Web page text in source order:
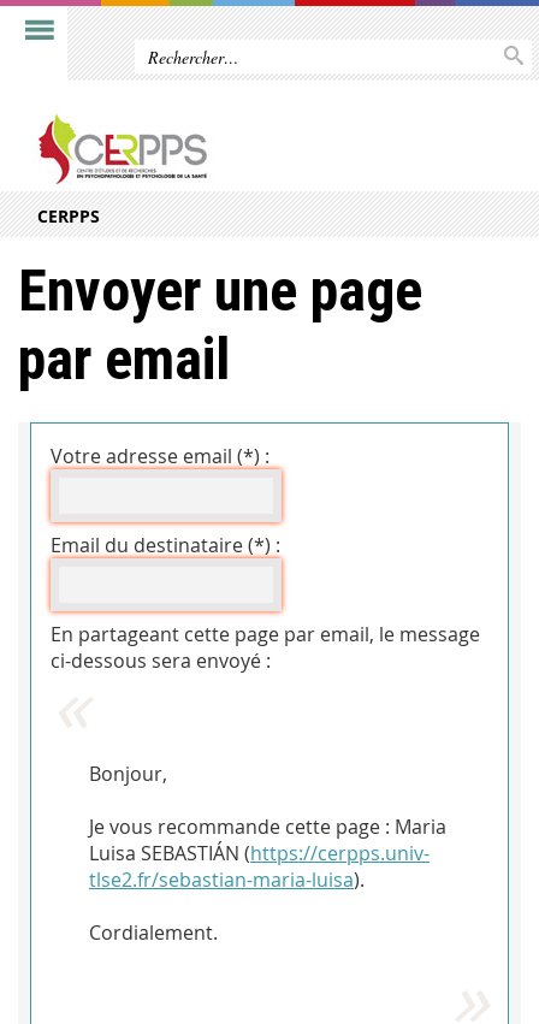
CERPPS
Envoyer une page
par email
Votre adresse email (*) :
Email du destinataire (*) :
En partageant cette page par email, le message
ci-dessous sera envoyé :
Bonjour,
Je vous recommande cette page : Maria
Luisa SEBASTIÁN (https://cerpps.univ-
tlse2.fr/sebastian-maria-luisa).
Cordialement.